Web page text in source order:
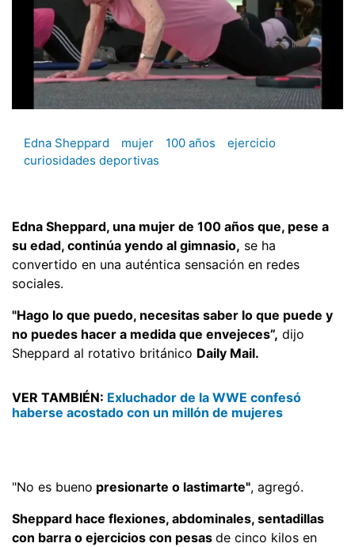
Edna Sheppard mujer 100 años
ejercicio
curiosidades deportivas
Edna Sheppard, una mujer de 100 años que, pese a
su edad, continúa yendo al gimnasio, se ha
convertido en una auténtica sensación en redes
sociales.
"Hago lo que puedo, necesitas saber lo que puede y
no puedes hacer a medida que envejeces”, dijo
Sheppard al rotativo británico Daily Mail.
VER TAMBIÉN: Exluchador de la WWE confesó
haberse acostado con un millón de mujeres
"No es bueno presionarte o lastimarte", agregó.
Sheppard hace flexiones, abdominales, sentadillas
con barra o ejercicios con pesas de cinco kilos en